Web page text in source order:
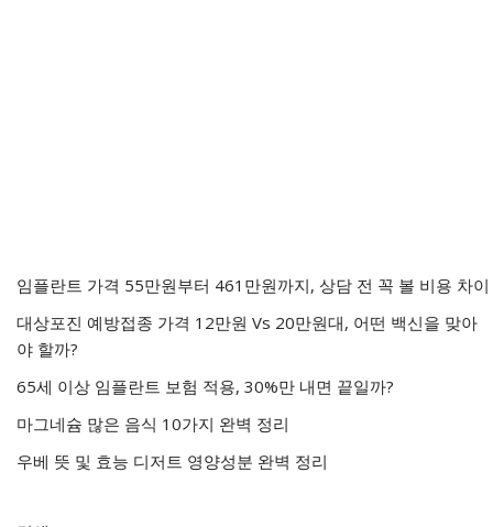
임플란트 가격 55만원부터 461만원까지, 상담 전 꼭 볼 비용 차이
대상포진 예방접종 가격 12만원 Vs 20만원대, 어떤 백신을 맞아
야 할까?
65세 이상 임플란트 보험 적용, 30%만 내면 끝일까?
마그네슘 많은 음식 10가지 완벽 정리
우베 뜻 및 효능 디저트 영양성분 완벽 정리